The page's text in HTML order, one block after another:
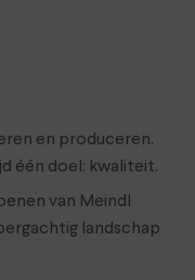
en produceren.
één doel: kwaliteit.
van Meindl
landschap